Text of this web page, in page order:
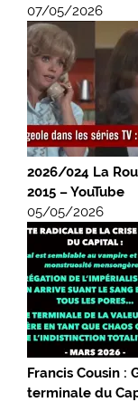
07/05/2026
2026/024 La
2015 – YouTube
05/05/2026
Francis Cousin :
terminale du